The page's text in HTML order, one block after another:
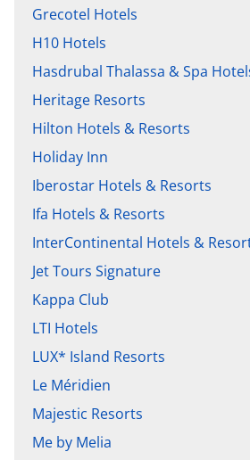
Grecotel Hotels
H10 Hotels
Hasdrubal Thalassa & Spa
Heritage Resorts
Hilton Hotels & Resorts
Holiday Inn
Iberostar Hotels & Resorts
Ifa Hotels & Resorts
InterContinental Hotels &
Jet Tours Signature
Kappa Club
LTI Hotels
LUX* Island Resorts
Le Méridien
Majestic Resorts
Me by Melia